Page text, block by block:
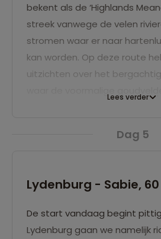
bekent als de ‘Highlands
streek vanwege de velen
stromen waar er naar
kan worden. Op deze route
uitzichten over het
Lees verder
Dag 5
Lydenburg - Sabie,
De start vandaag begint
Lydenburg gaan we namelijk